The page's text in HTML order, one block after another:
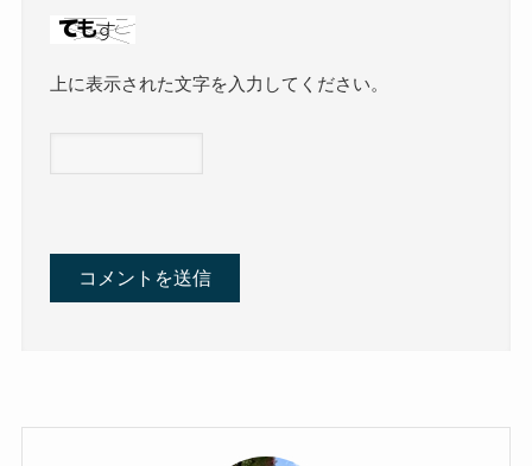
上に表示された文字を入力してください。